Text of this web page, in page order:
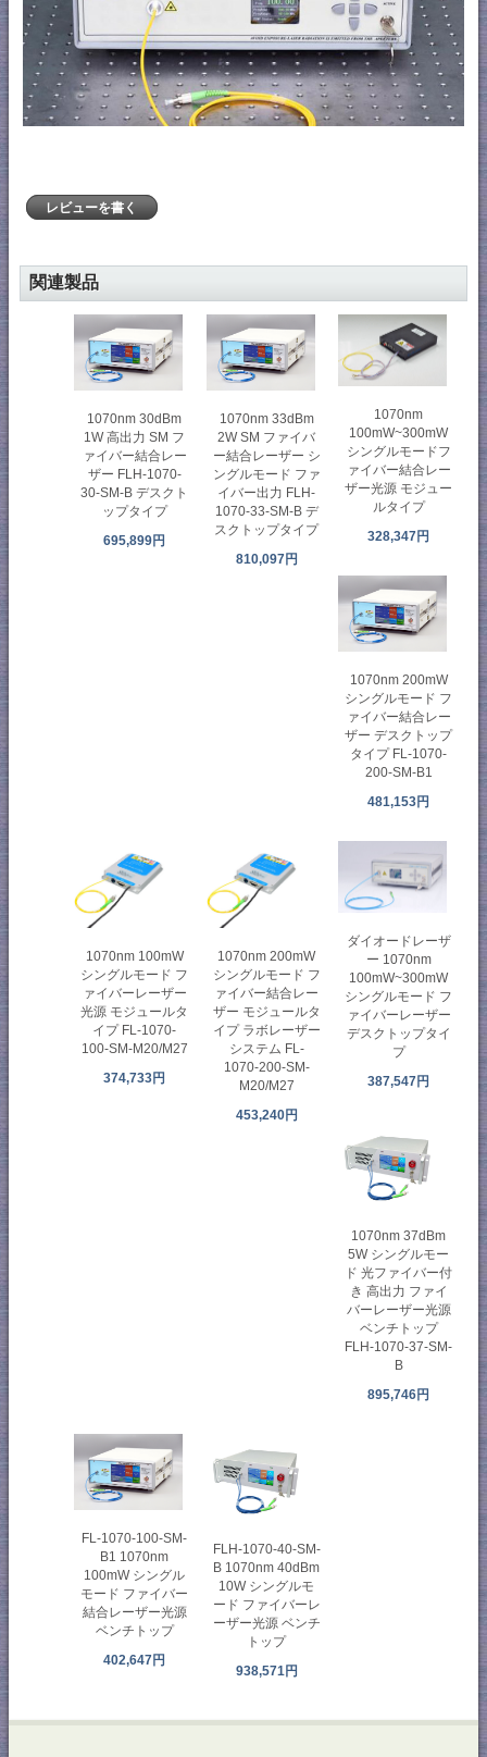
レビューを書く
関連製品
1070nm 30dBm
1W 高出力 SM フ
ァイバー結合レー
ザー FLH-1070-
30-SM-B デスクト
ップタイプ
695,899円
1070nm 33dBm
2W SM ファイバ
ー結合レーザー シ
ングルモード ファ
イバー出力 FLH-
1070-33-SM-B デ
スクトップタイプ
810,097円
1070nm
100mW~300mW
シングルモードフ
ァイバー結合レー
ザー光源 モジュー
ルタイプ
328,347円
1070nm 200mW
シングルモード フ
ァイバー結合レー
ザー デスクトップ
タイプ FL-1070-
200-SM​​-B1
481,153円
1070nm 100mW
シングルモード フ
ァイバーレーザー
光源 モジュールタ
イプ FL-1070-
100-SM​​-M20/M27
374,733円
1070nm 200mW
シングルモード フ
ァイバー結合レー
ザー モジュールタ
イプ ラボレーザー
システム FL-
1070-200-SM​​-
M20/M27
453,240円
ダイオードレーザ
ー 1070nm
100mW~300mW
シングルモード フ
ァイバーレーザー
デスクトップタイ
プ
387,547円
1070nm 37dBm
5W シングルモー
ド 光ファイバー付
き 高出力 ファイ
バーレーザー光源
ベンチトップ
FLH-1070-37-SM-
B
895,746円
FL-1070-100-SM​​-
B1 1070nm
100mW シングル
モード ファイバー
結合レーザー光源
ベンチトップ
402,647円
FLH-1070-40-SM-
B 1070nm 40dBm
10W シングルモ
ード ファイバーレ
ーザー光源 ベンチ
トップ
938,571円